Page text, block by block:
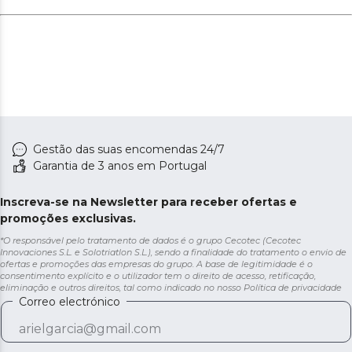
permitem uma fácil vinculação às suas redes e
dispositivos.
Gestão das suas encomendas 24/7
Garantia de 3 anos em Portugal
Inscreva-se na Newsletter para receber ofertas e
promoções exclusivas.
*O responsável pelo tratamento de dados é o grupo Cecotec (Cecotec
Innovaciones S.L. e Solotriatlon S.L.), sendo a finalidade do tratamento o envio de
ofertas e promoções das empresas do grupo. A base de legitimidade é o
consentimento explícito e o utilizador tem o direito de acesso, retificação,
eliminação e outros direitos, tal como indicado no nosso Política de privacidade
Correo electrónico